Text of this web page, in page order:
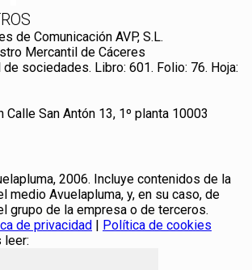
de Comunicación AVP, S.L.
Mercantil de Cáceres
sociedades. Libro: 601. Folio: 76. Hoja:
San Antón 13, 1º planta 10003
2006. Incluye contenidos de la
medio Avuelapluma, y, en su caso, de
grupo de la empresa o de terceros.
de privacidad
Política de cookies
leer: